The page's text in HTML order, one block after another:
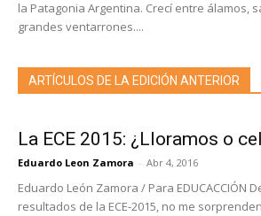
la Patagonia Argentina. Crecí entre álamos,
grandes ventarrones....
ARTÍCULOS DE LA EDICIÓN ANTERIOR
La ECE 2015: ¿Lloramos o
Eduardo Leon Zamora - Abr 4, 2016
Eduardo León Zamora / Para EDUCACCIÓN
resultados de la ECE-2015, no me